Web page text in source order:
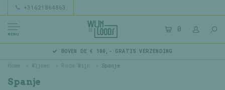
+31621864863
MENU
0
BOVEN DE € 100,- GRATIS VERZENDING
Home Wijnen Rode Wijn Spanje
Spanje